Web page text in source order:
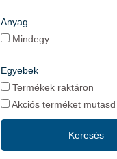
Anyag
Mindegy
Egyebek
Termékek raktáron
Akciós terméket mutasd
Keresés